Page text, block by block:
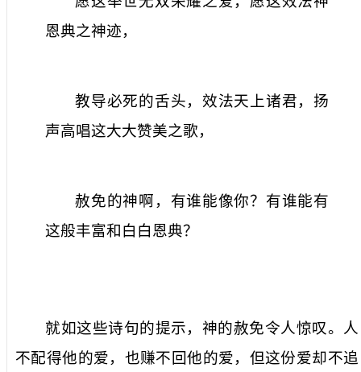
恩典之神迹，
教导必死的舌头，效法天上诸君，扬
声高唱这大大赞美之歌，
赦免的神啊，有谁能像你？有谁能有
这般丰富和白白恩典？
就如这些诗句的提示，神的赦免令人惊叹。人
不配得他的爱，也赚不回他的爱，但这份爱却不追